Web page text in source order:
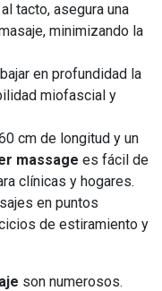
tacto, asegura una
minimizando la
en profundidad la
miofascial y
cm de longitud y un
massage es fácil de
clínicas y hogares.
en puntos
de estiramiento y
son numerosos.